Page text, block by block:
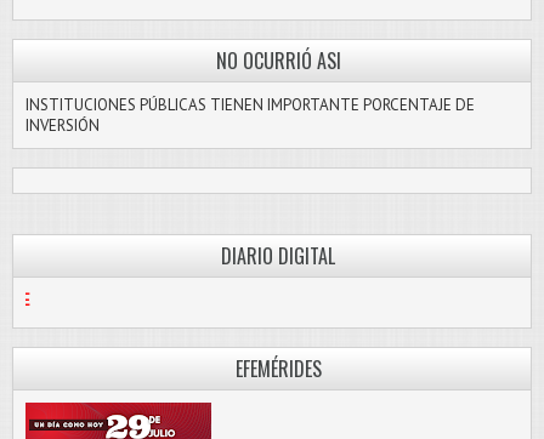
NO OCURRIÓ ASI
INSTITUCIONES PÚBLICAS TIENEN IMPORTANTE PORCENTAJE DE
INVERSIÓN
DIARIO DIGITAL
EFEMÉRIDES